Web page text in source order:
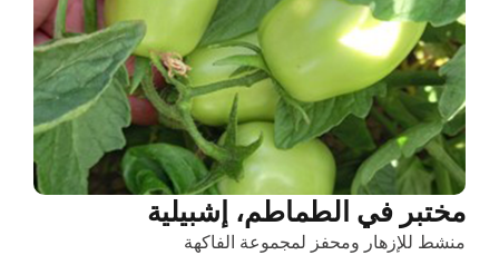
مختبر في الطماطم، إشبيلية
منشط للإزهار ومحفز لمجموعة الفاكهة